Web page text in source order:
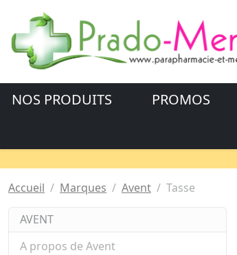
NOS PRODUITS PROMOS
Accueil Marques Avent Tasse
AVENT
A propos de Avent